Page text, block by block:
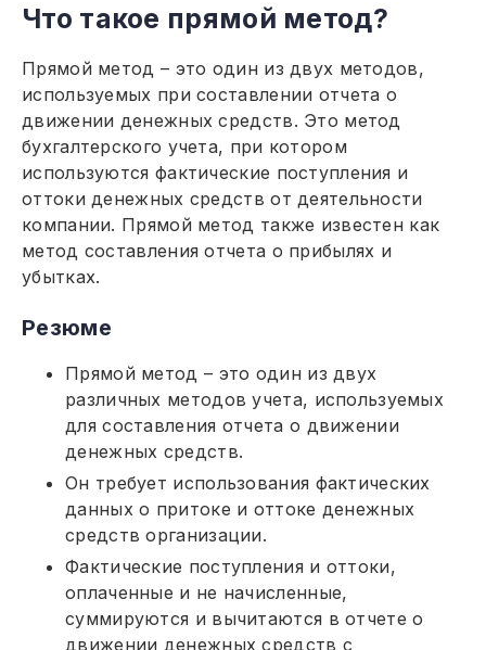
Что такое прямой метод?
Прямой метод – это один из двух методов,
используемых при составлении отчета о
движении денежных средств. Это метод
бухгалтерского учета, при котором
используются фактические поступления и
оттоки денежных средств от деятельности
компании. Прямой метод также известен как
метод составления отчета о прибылях и
убытках.
Резюме
Прямой метод – это один из двух
различных методов учета, используемых
для составления отчета о движении
денежных средств.
Он требует использования фактических
данных о притоке и оттоке денежных
средств организации.
Фактические поступления и оттоки,
оплаченные и не начисленные,
суммируются и вычитаются в отчете о
движении денежных средств с